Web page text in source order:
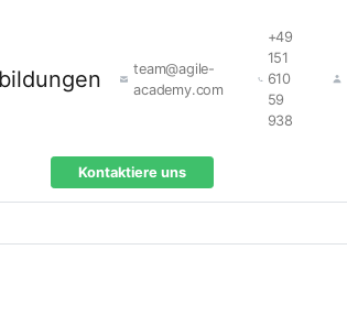
team@agile-
academy.com
+49
151
610
59
938
Kontaktiere uns